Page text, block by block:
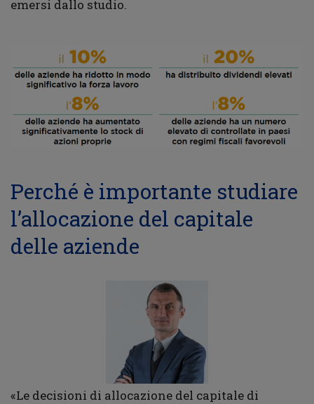
emersi dallo studio.
Perché è importante studiare
l’allocazione del capitale
delle aziende
«Le decisioni di allocazione del capitale di